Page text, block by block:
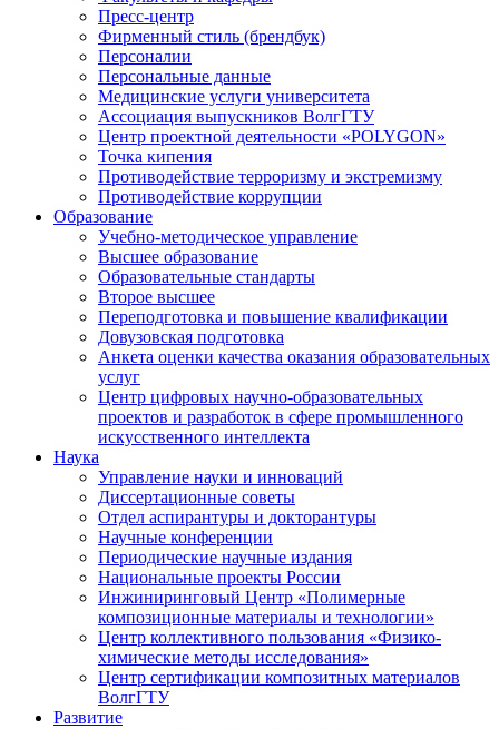
Пресс-центр
Фирменный стиль (брендбук)
Персоналии
Персональные данные
Медицинские услуги университета
Ассоциация выпускников ВолгГТУ
Центр проектной деятельности «POLYGON»
Точка кипения
Противодействие терроризму и экстремизму
Противодействие коррупции
Образование
Учебно-методическое управление
Высшее образование
Образовательные стандарты
Второе высшее
Переподготовка и повышение квалификации
Довузовская подготовка
Анкета оценки качества оказания образовательных
услуг
Центр цифровых научно-образовательных
проектов и разработок в сфере промышленного
искусственного интеллекта
Наука
Управление науки и инноваций
Диссертационные советы
Отдел аспирантуры и докторантуры
Научные конференции
Периодические научные издания
Национальные проекты России
Инжиниринговый Центр «Полимерные
композиционные материалы и технологии»
Центр коллективного пользования «Физико-
химические методы исследования»
Центр сертификации композитных материалов
ВолгГТУ
Развитие